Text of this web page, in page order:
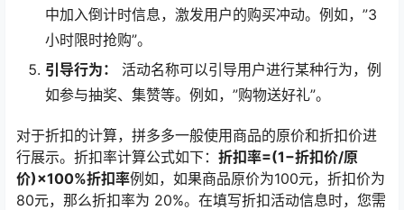
中加入倒计时信息，激发用户的购买冲动。例如，”3
小时限时抢购”。
引导行为：
活动名称可以引导用户进行某种行为，例
如参与抽奖、集赞等。例如，”购物送好礼”。
对于折扣的计算，拼多多一般使用商品的原价和折扣价进
行展示。折扣率计算公式如下： 折扣率=(1−折扣价/原
价)×100%折扣率例如，如果商品原价为100元，折扣价为
80元，那么折扣率为 20%。在填写折扣活动信息时，您需